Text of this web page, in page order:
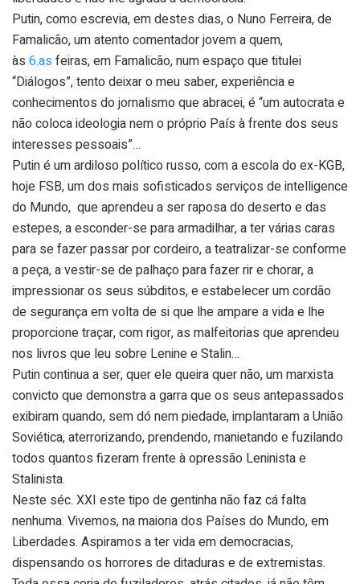
Putin, como escrevia, em destes dias, o Nuno Ferreira, de
Famalicão, um atento comentador jovem a quem,
às 6.as feiras, em Famalicão, num espaço que titulei
“Diálogos”, tento deixar o meu saber, experiência e
conhecimentos do jornalismo que abracei, é “um autocrata e
não coloca ideologia nem o próprio País à frente dos seus
interesses pessoais”…
Putin é um ardiloso político russo, com a escola do ex-KGB,
hoje FSB, um dos mais sofisticados serviços de intelligence
do Mundo, que aprendeu a ser raposa do deserto e das
estepes, a esconder-se para armadilhar, a ter várias caras
para se fazer passar por cordeiro, a teatralizar-se conforme
a peça, a vestir-se de palhaço para fazer rir e chorar, a
impressionar os seus súbditos, e estabelecer um cordão
de segurança em volta de si que lhe ampare a vida e lhe
proporcione traçar, com rigor, as malfeitorias que aprendeu
nos livros que leu sobre Lenine e Stalin…
Putin continua a ser, quer ele queira quer não, um marxista
convicto que demonstra a garra que os seus antepassados
exibiram quando, sem dó nem piedade, implantaram a União
Soviética, aterrorizando, prendendo, manietando e fuzilando
todos quantos fizeram frente à opressão Leninista e
Stalinista.
Neste séc. XXI este tipo de gentinha não faz cá falta
nenhuma. Vivemos, na maioria dos Países do Mundo, em
Liberdades. Aspiramos a ter vida em democracias,
dispensando os horrores de ditaduras e de extremistas.